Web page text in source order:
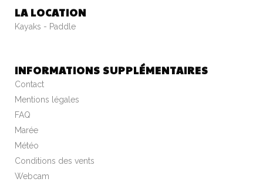
LA LOCATION
Kayaks - Paddle
INFORMATIONS SUPPLÉMENTAIRES
Contact
Mentions légales
FAQ
Marée
Météo
Conditions des vents
Webcam